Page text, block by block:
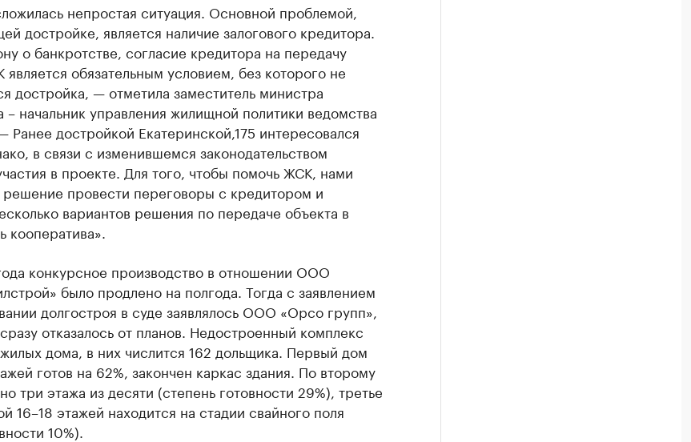
непростая ситуация. Основной проблемой,
достройке, является наличие залогового кредитора.
о банкротстве, согласие кредитора на передачу
обязательным условием, без которого не
достройка, — отметила заместитель министра
– начальник управления жилищной политики ведомства
достройкой Екатеринской,175 интересовался
в связи с изменившемся законодательством
в проекте. Для того, чтобы помочь ЖСК, нами
провести переговоры с кредитором и
вариантов решения по передаче объекта в
кооператива».
конкурсное производство в отношении ООО
было продлено на полгода. Тогда с заявлением
долгостроя в суде заявлялось ООО «Орсо групп»,
отказалось от планов. Недостроенный комплекс
дома, в них числится 162 дольщика. Первый дом
готов на 62%, закончен каркас здания. По второму
три этажа из десяти (степень готовности 29%), третье
16–18 этажей находится на стадии свайного поля
10%).